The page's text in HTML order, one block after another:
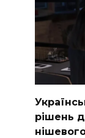
рішень